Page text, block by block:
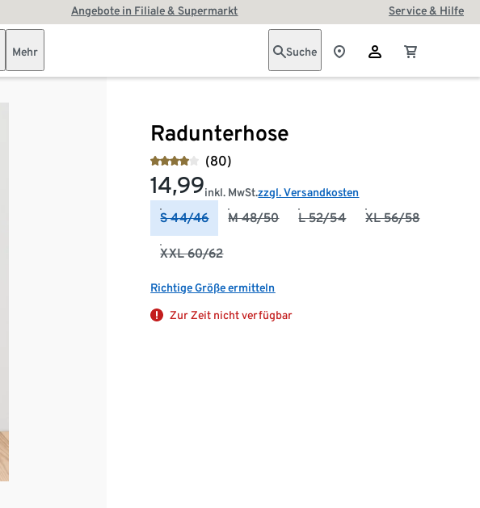
Angebote in Filiale & Supermarkt Service & Hilfe
Mehr Suche
Radunterhose
(80)
14,99inkl. MwSt.zzgl. Versandkosten
S 44/46 M 48/50 L 52/54 XL 56/58
XXL 60/62
Richtige Größe ermitteln
Zur Zeit nicht verfügbar